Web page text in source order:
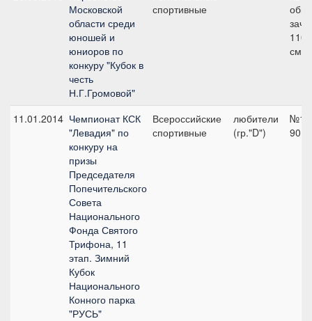
Московской
области среди
юношей и
юниоров по
конкуру "Кубок в
честь
Н.Г.Громовой"
спортивные
110
см
11.01.2014 Чемпионат КСК
"Левадия" по
конкуру на
призы
Председателя
Попечительского
Совета
Национального
Фонда Святого
Трифона, 11
этап. Зимний
Кубок
Национального
Конного парка
"РУСЬ"
Всероссийские
спортивные
любители
(гр."D")
№1,
90